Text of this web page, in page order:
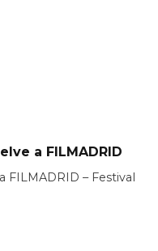
a FILMADRID
FILMADRID – Festival